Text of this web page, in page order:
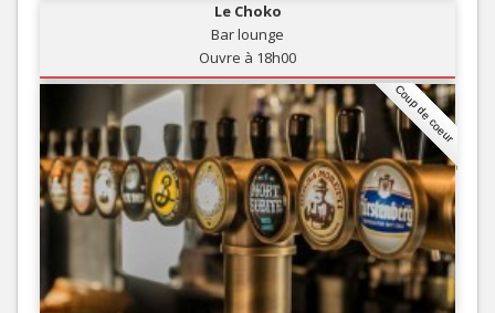
Le Choko
Bar lounge
Ouvre à 18h00
Coup de coeur